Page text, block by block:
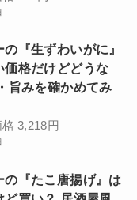
『生ずわいがに』
価格だけどどうな
旨みを確かめてみ
3,218円
の『たこ唐揚げ』は